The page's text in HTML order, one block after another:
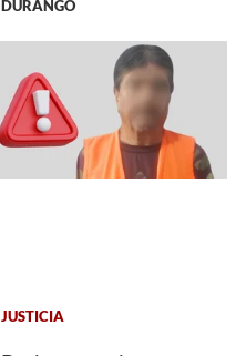
DURANGO
JUSTICIA